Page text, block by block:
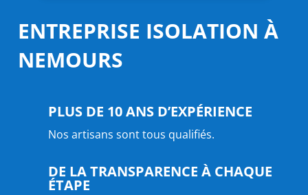
ENTREPRISE ISOLATION À
NEMOURS
PLUS DE 10 ANS D’EXPÉRIENCE
Nos artisans sont tous qualifiés.
DE LA TRANSPARENCE À CHAQUE
ÉTAPE